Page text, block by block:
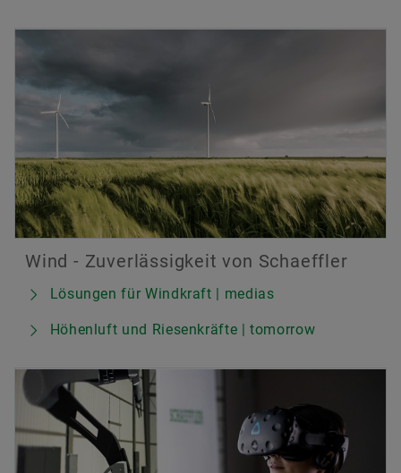
Wind - Zuverlässigkeit von Schaeffler
Lösungen für Windkraft | medias
Höhenluft und Riesenkräfte | tomorrow